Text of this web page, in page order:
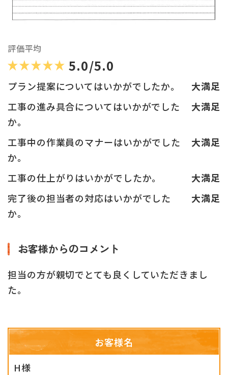
評価平均
5.0/5.0
プラン提案についてはいかがでしたか。
大満足
工事の進み具合についてはいかがでした
か。
大満足
工事中の作業員のマナーはいかがでした
か。
大満足
工事の仕上がりはいかがでしたか。
大満足
完了後の担当者の対応はいかがでした
か。
大満足
お客様からのコメント
担当の方が親切でとても良くしていただきまし
た。
お客様名
H様